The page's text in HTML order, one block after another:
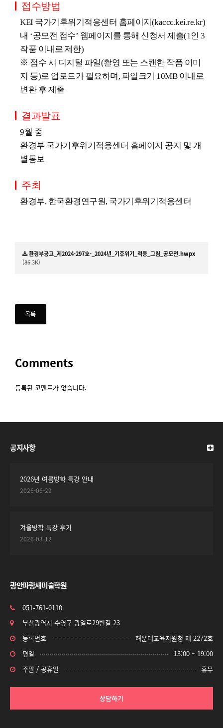
접수방법
KEI 국가기후위기적응센터 홈페이지(kaccc.kei.re.kr)
내 ‘공모전 접수’ 웹페이지를 통해 신청서 제출(1인 3
작품 이내로 제한)
※ 접수 시 디지털 파일(촬영 또는 스캔한 작품 이미
지 등)로 업로드가 필요하며, 파일크기 10MB 이내로
변환 후 제출
결과발표
9월 중
환경부 국가기후위기적응센터 홈페이지 공지 및 개
별통보
주최
환경부, 한국환경연구원, 국가기후위기적응센터
환경부공고_제2024-297호-_2024년_기후위기_적응_그림_공모전.hwpx
(86.3K)
Comments
등록된 코멘트가 없습니다.
공지사항
2026년 여름방학 특강 안내
2026-06-29
겨울방학 특강 후기
2026-03-12
광안파랑새미술학원
051-761-0110
부산광역시 수영구 광일로29번길 23
등록번호
해운대교육지원청 제 2272호
평일
13:00 ~ 19:00
주말 / 공휴일
휴무
상담하기